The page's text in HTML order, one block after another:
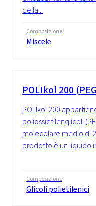
della...
Composizione
Miscele
POLIkol 200
POLIkol 200
poliossietilenglicoli
molecolare medio di
prodotto è un liquido
Composizione
Glicoli polietilenici